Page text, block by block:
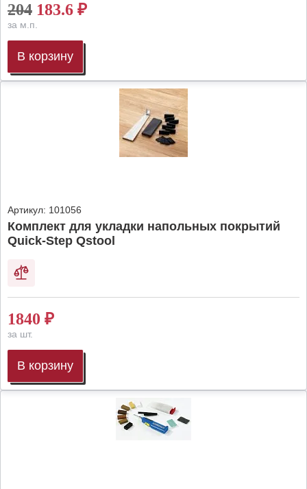
204 183.6 ₽
за м.п.
В корзину
Артикул: 101056
Комплект для укладки напольных покрытий
Quick-Step Qstool
1840 ₽
за шт.
В корзину